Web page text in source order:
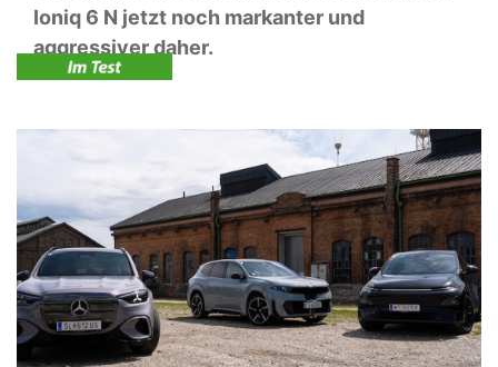
Ioniq 6 N jetzt noch markanter und
aggressiver daher.